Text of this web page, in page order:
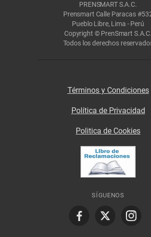
PRENSMART S.A.C.
Prensmart Calle Paracas
Pueblo Libre, Lima - Perú
Copyright © PrenSmart S.A.C.
Todos los derechos
Términos y Condiciones
Política de Privacidad
Politica de Cookies
SÍGUENOS